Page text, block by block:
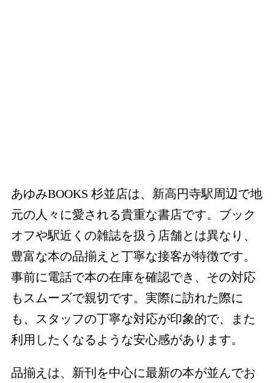
あゆみBOOKS 杉並店は、新高円寺駅周辺で地
元の人々に愛される貴重な書店です。ブック
オフや駅近くの雑誌を扱う店舗とは異なり、
豊富な本の品揃えと丁寧な接客が特徴です。
事前に電話で本の在庫を確認でき、その対応
もスムーズで親切です。実際に訪れた際に
も、スタッフの丁寧な対応が印象的で、また
利用したくなるような安心感があります。
品揃えは、新刊を中心に最新の本が並んでお